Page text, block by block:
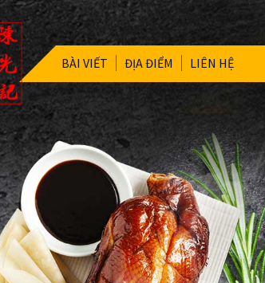
BÀI VIẾT ĐỊA ĐIỂM LIÊN HỆ